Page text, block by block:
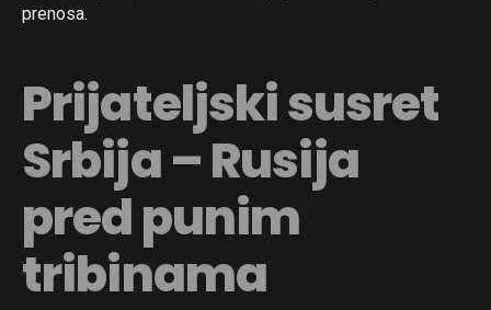
prenosa.
Prijateljski susret
Srbija – Rusija
pred punim
tribinama